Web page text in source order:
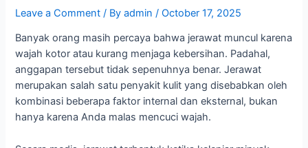
Leave a Comment / Byadmin/October 17, 2025
Banyak orang masih percaya bahwa jerawat muncul karena
wajah kotor atau kurang menjaga kebersihan. Padahal,
anggapan tersebut tidak sepenuhnya benar. Jerawat
merupakan salah satu penyakit kulit yang disebabkan oleh
kombinasi beberapa faktor internal dan eksternal, bukan
hanya karena Anda malas mencuci wajah.